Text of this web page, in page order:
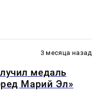
3 месяца назад
медаль
Марий Эл»